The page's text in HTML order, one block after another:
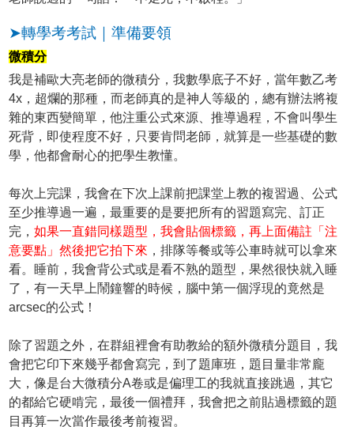
➤轉學考考試｜準備要領
微積分
我是補歐大亮老師的微積分，我數學底子不好，當年數乙考
4x，超爛的那種，而老師真的是神人等級的，總有辦法將複
雜的東西變簡單，他注重公式來源、推導過程，不會叫學生
死背，即使程度不好，只要肯問老師，就算是一些基礎的數
學，他都會耐心的把學生教懂。
每次上完課，我會在下次上課前把課堂上教的複習過、公式
至少推導過一遍，最重要的是要把所有的習題寫完、訂正
完，如果一直錯同樣題型，我會貼個標籤，再上面備註「注
意要點」然後把它拍下來 ，排隊等餐或等公車時就可以拿來
看。睡前，我會背公式或是看不熟的題型，果然很快就入睡
了，有一天早上鬧鐘響的時候，腦中第一個浮現的竟然是
arcsec的公式！
除了習題之外，在群組裡會有助教給的額外微積分題目，我
會把它印下來幾乎都會寫完，到了題庫班，題目量非常龐
大，像是台大微積分A卷或是偏理工的我就直接跳過，其它
的都給它硬啃完，最後一個禮拜，我會把之前貼過標籤的題
目再算一次當作最後考前複習。